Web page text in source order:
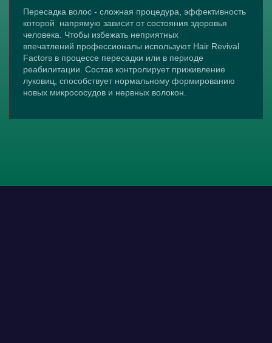
Пересадка волос - сложная процедура, эффективность
которой напрямую зависит от состояния здоровья
человека. Чтобы избежать неприятных
впечатлений профессионалы используют Hair Revival
Factors в процессе пересадки или в периоде
реабилитации. Состав контролирует приживление
луковиц, способствует нормальному формированию
новых микрососудов и нервных волокон.